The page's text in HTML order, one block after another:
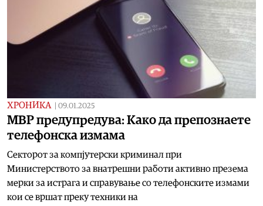
ХРОНИКА 09.01.2025
МВР предупредува: Како да препознаете
телефонска измама
Секторот за компјутерски криминал при
Министерството за внатрешни работи активно презема
мерки за истрага и справување со телефонските измами
кои се вршат преку техники на